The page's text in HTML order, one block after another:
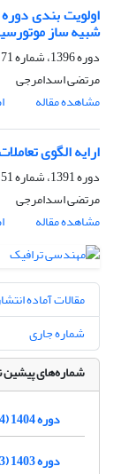
اولویت بندی
شبیه ساز
دوره 1396، شماره 71، زمستان 1396، صفحه
مرتضی اسدامرجی
مشاهده مقاله
ارایه الگوی
دوره 1391، شماره 51، زمستان 1391، صفحه
مرتضی اسدامرجی
مشاهده مقاله
مقالات آماده
شماره جاری
شماره‌های پیشین
دوره 1404 (1404)
دوره 1403 (1403)